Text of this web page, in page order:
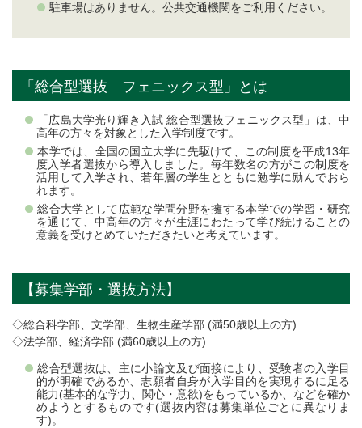
駐車場はありません。公共交通機関をご利用ください。
「総合型選抜 フェニックス型」とは
「広島大学光り輝き入試 総合型選抜フェニックス型」は、中
高年の方々を対象とした入学制度です。
本学では、全国の国立大学に先駆けて、この制度を平成13年
度入学者選抜から導入しました。毎年数名の方がこの制度を
活用して入学され、若年層の学生とともに勉学に励んでおら
れます。
総合大学として広範な学問分野を擁する本学での学習・研究
を通じて、中高年の方々が生涯にわたって学び続けることの
意義を受けとめていただきたいと考えています。
【募集学部・選抜方法】
◇総合科学部、文学部、生物生産学部 (満50歳以上の方)
◇法学部、経済学部 (満60歳以上の方)
総合型選抜は、主に小論文及び面接により、受験者の入学目
的が明確であるか、志願者自身が入学目的を実現するに足る
能力(基本的な学力、関心・意欲)をもっているか、などを確か
めようとするものです(選抜内容は募集単位ごとに異なりま
す)。